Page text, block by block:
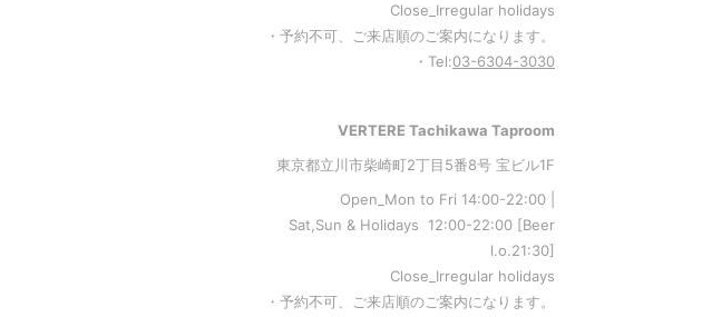
Close_Irregular holidays
・予約不可、ご来店順のご案内になります。
・Tel:03-6304-3030
VERTERE Tachikawa Taproom
東京都立川市柴崎町2丁目5番8号 宝ビル1F
Open_Mon to Fri 14:00-22:00 |
Sat,Sun & Holidays 12:00-22:00 [Beer
l.o.21:30]
Close_Irregular holidays
・予約不可、ご来店順のご案内になります。